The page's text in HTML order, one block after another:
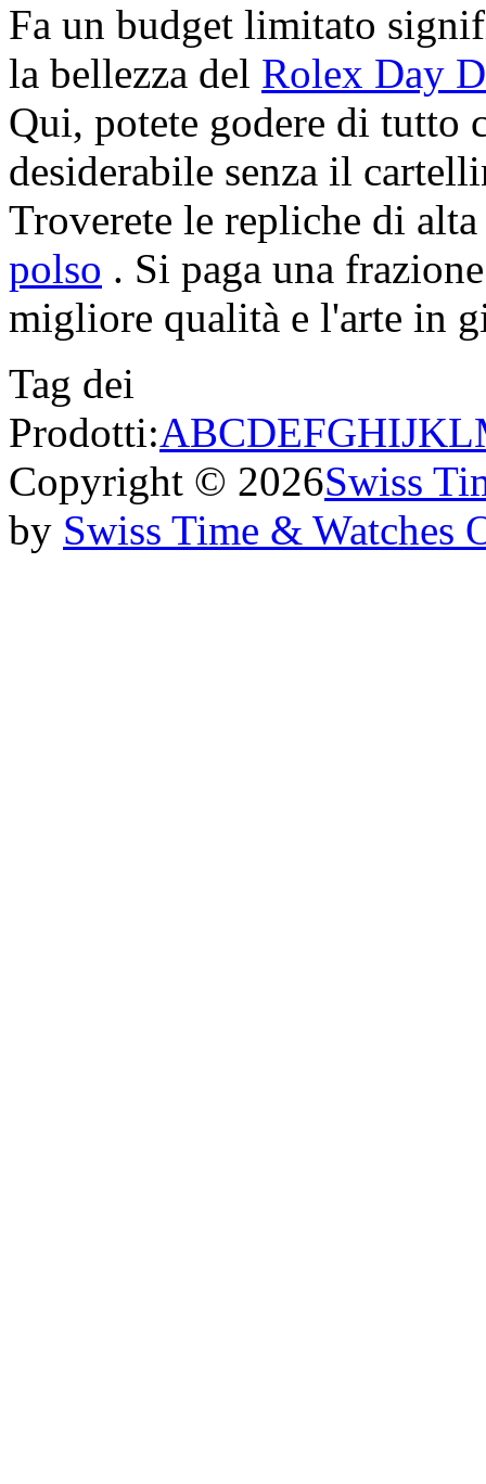
Fa un budget limitato
la bellezza del Rolex Day
Qui, potete godere di tutto
desiderabile senza il
Troverete le repliche di
polso . Si paga una
migliore qualità e l'arte in
Tag dei
Prodotti:ABCDEFGHIJKL
Copyright © 2026Swiss
by Swiss Time & Watches